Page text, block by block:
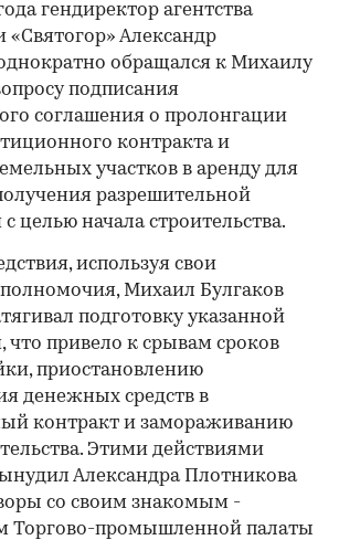
гендиректор агентства
Александр
обращался к Михаилу
подписания
соглашения о пролонгации
контракта и
участков в аренду для
разрешительной
целью начала строительства.
используя свои
Михаил Булгаков
подготовку указанной
что привело к срывам сроков
приостановлению
денежных средств в
контракт и замораживанию
Этими действиями
Александра Плотникова
со своим знакомым -
Торгово-промышленной палаты